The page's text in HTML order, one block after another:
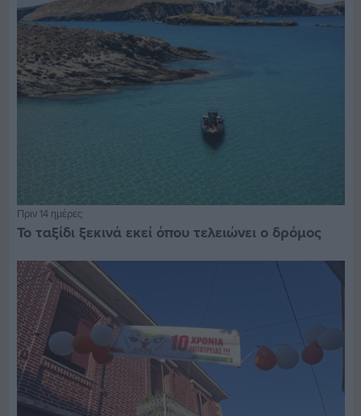
Πριν 14 ημέρες
Το ταξίδι ξεκινά εκεί όπου τελειώνει ο δρόμος